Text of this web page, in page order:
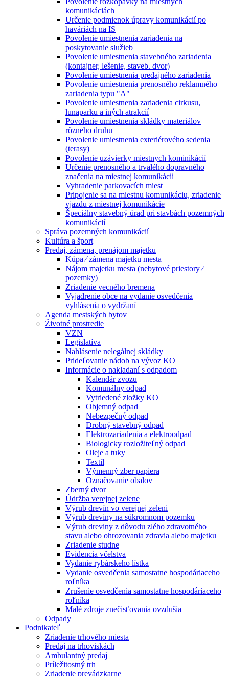
komunikáciách
Určenie podmienok úpravy komunikácií po
haváriách na IS
Povolenie umiestnenia zariadenia na
poskytovanie služieb
Povolenie umiestnenia stavebného zariadenia
(kontajner, lešenie, staveb. dvor)
Povolenie umiestnenia predajného zariadenia
Povolenie umiestnenia prenosného reklamného
zariadenia typu "A"
Povolenie umiestnenia zariadenia cirkusu,
lunaparku a iných atrakcií
Povolenie umiestnenia skládky materiálov
rôzneho druhu
Povolenie umiestnenia exteriérového sedenia
(terasy)
Povolenie uzávierky miestnych kominikácií
Určenie prenosného a trvalého dopravného
značenia na miestnej komunikácii
Vyhradenie parkovacích miest
Pripojenie sa na miestnu komunikáciu, zriadenie
vjazdu z miestnej komunikácie
Špeciálny stavebný úrad pri stavbách pozemných
komunikácií
Správa pozemných komunikácií
Kultúra a šport
Predaj, zámena, prenájom majetku
Kúpa ⁄ zámena majetku mesta
Nájom majetku mesta (nebytové priestory ⁄
pozemky)
Zriadenie vecného bremena
Vyjadrenie obce na vydanie osvedčenia
vyhlásenia o vydržaní
Agenda mestských bytov
Životné prostredie
VZN
Legislatíva
Nahlásenie nelegálnej skládky
Prideľovanie nádob na vývoz KO
Informácie o nakladaní s odpadom
Kalendár zvozu
Komunálny odpad
Vytriedené zložky KO
Objemný odpad
Nebezpečný odpad
Drobný stavebný odpad
Elektrozariadenia a elektroodpad
Biologicky rozložiteľný odpad
Oleje a tuky
Textil
Výmenný zber papiera
Označovanie obalov
Zberný dvor
Údržba verejnej zelene
Výrub drevín vo verejnej zeleni
Výrub dreviny na súkromnom pozemku
Výrub dreviny z dôvodu zlého zdravotného
stavu alebo ohrozovania zdravia alebo majetku
Zriadenie studne
Evidencia včelstva
Vydanie rybárskeho lístka
Vydanie osvedčenia samostatne hospodáriaceho
roľníka
Zrušenie osvedčenia samostatne hospodáriaceho
roľníka
Malé zdroje znečisťovania ovzdušia
Odpady
Podnikateľ
Zriadenie trhového miesta
Predaj na trhoviskách
Ambulantný predaj
Príležitostný trh
Zriadenie prevádzkarne